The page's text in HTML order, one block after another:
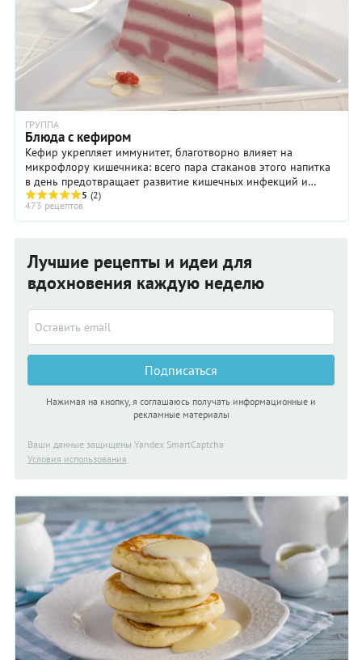
ГРУППА
Блюда с кефиром
Кефир укрепляет иммунитет, благотворно влияет на
микрофлору кишечника: всего пара стаканов этого напитка
в день предотвращает развитие кишечных инфекций и
5 (2)
473 рецептов
Лучшие рецепты и идеи для
вдохновения каждую неделю
Подписаться
Нажимая на кнопку, я соглашаюсь получать информационные и
рекламные материалы
Ваши данные защищены Yandex SmartCaptcha
Условия использования